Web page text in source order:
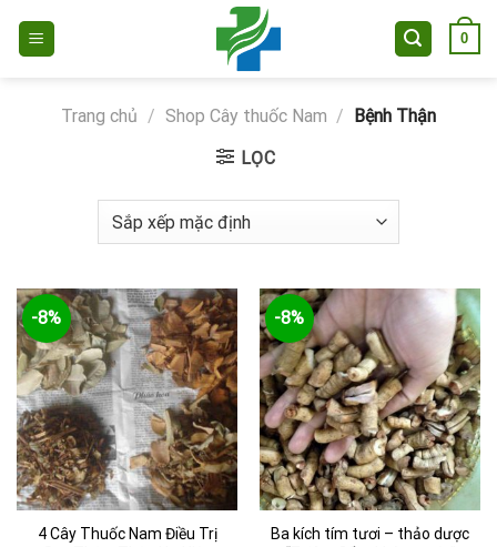
0
Trang chủ / Shop Cây thuốc Nam / Bệnh Thận
LỌC
-8%
4 Cây Thuốc Nam Điều Trị
-8%
Ba kích tím tươi – thảo dược